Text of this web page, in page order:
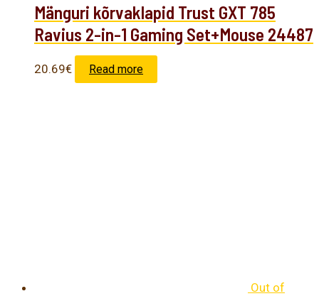
Mänguri kõrvaklapid Trust GXT 785
Ravius 2-in-1 Gaming Set+Mouse 24487
20.69€ Read more
Out of